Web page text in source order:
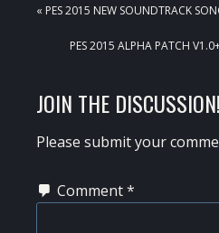
PREVIOUS
« PES 2015 NEW SOUNDTRACK
NEXT
PES 2015 ALPHA PATCH
READER
INTERACTIONS
JOIN THE DISCUSSION!
Please submit your
Comment*